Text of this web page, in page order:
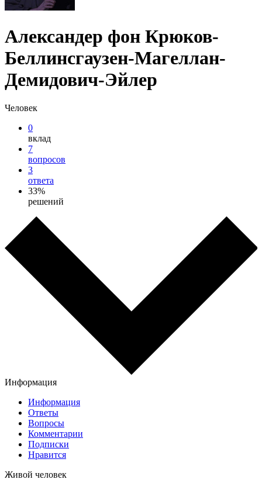
Александер фон Крюков-
Беллинсгаузен-Магеллан-
Демидович-Эйлер
Человек
0
вклад
7
вопросов
3
ответа
33%
решений
Информация
Информация
Ответы
Вопросы
Комментарии
Подписки
Нравится
Живой человек